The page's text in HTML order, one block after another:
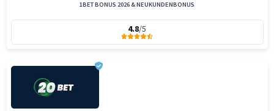
1BET BONUS 2026 & NEUKUNDENBONUS
4.8/5